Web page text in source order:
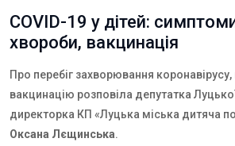
COVID-19 у дітей:
хвороби, вакцинація
Про перебіг захворювання
вакцинацію розповіла депутатка
директорка КП «Луцька міська дитяча
Оксана Лєщинська.